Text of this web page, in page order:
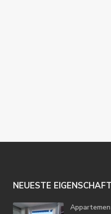
NEUESTE